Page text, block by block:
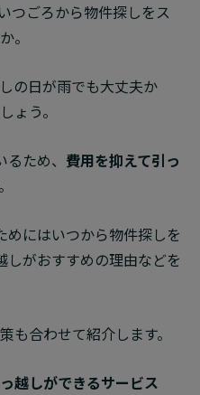
つごろから物件探しをス
。
の日が雨でも大丈夫か
ょう。
ため、 費用を抑えて引っ
にはいつから物件探しを
がおすすめの理由などを
も合わせて紹介します。
越しができるサービス